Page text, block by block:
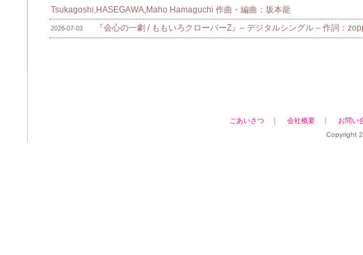
Tsukagoshi,HASEGAWA,Maho Hamaguchi 作曲・編曲：坂本龍
2026-07-03
『会心の一劇 / ももいろクローバーZ』– デジタルシングル – 作詞：
ごあいさつ ｜ 会社概要 ｜ お問い
Copyright